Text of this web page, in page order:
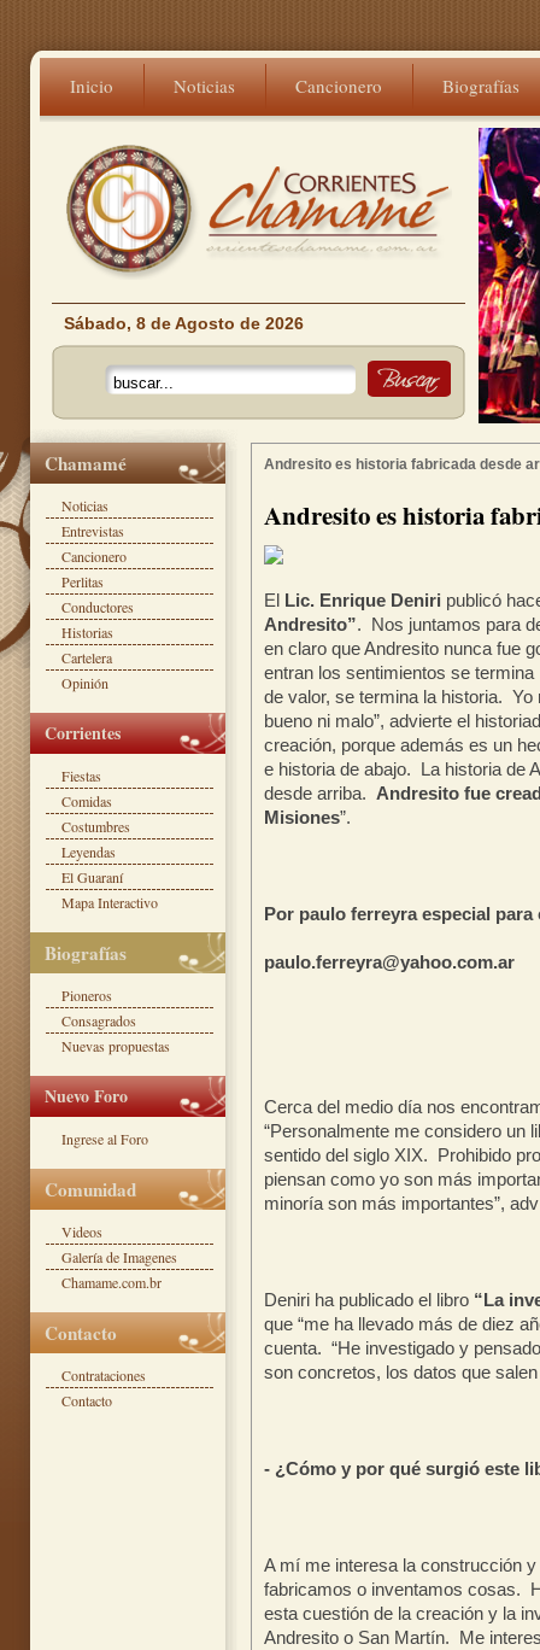
Inicio Noticias Cancionero Biografías
Sábado, 8 de Agosto de 2026
Andresito es historia fabricada desde
Andresito es historia
El Lic. Enrique Deniri publicó
Andresito”. Nos juntamos para
en claro que Andresito nunca fue
entran los sentimientos se
de valor, se termina la historia. Yo
bueno ni malo”, advierte el
creación, porque además es un
e historia de abajo. La historia de
desde arriba. Andresito fue
Misiones”.
Por paulo ferreyra especial
paulo.ferreyra@yahoo.com.ar
Cerca del medio día nos
“Personalmente me considero un
sentido del siglo XIX. Prohibido
piensan como yo son más
minoría son más importantes”,
Deniri ha publicado el libro “La
que “me ha llevado más de diez
cuenta. “He investigado y
son concretos, los datos que
- ¿Cómo y por qué surgió este
A mí me interesa la construcción
fabricamos o inventamos cosas.
esta cuestión de la creación y la
Andresito o San Martín. Me
Chamamé
Noticias
Entrevistas
Cancionero
Perlitas
Conductores
Historias
Cartelera
Opinión
Corrientes
Fiestas
Comidas
Costumbres
Leyendas
El Guaraní
Mapa Interactivo
Biografías
Pioneros
Consagrados
Nuevas propuestas
Nuevo Foro
Ingrese al Foro
Comunidad
Videos
Galería de Imagenes
Chamame.com.br
Contacto
Contrataciones
Contacto